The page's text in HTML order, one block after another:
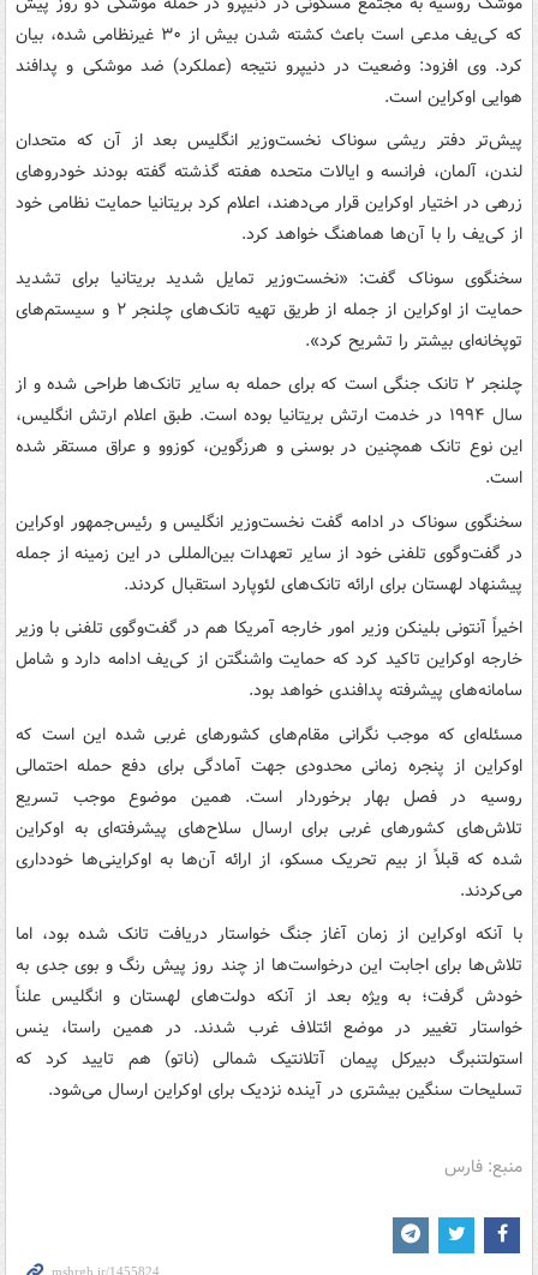
که کی‌یف مدعی است باعث کشته شدن بیش از ۳۰ غیرنظامی شده، بیان
کرد. وی افزود: وضعیت در دنیپرو نتیجه (عملکرد) ضد موشکی و پدافند
هوایی اوکراین است.
پیش‌تر دفتر ریشی سوناک نخست‌وزیر انگلیس بعد از آن که متحدان
لندن، آلمان، فرانسه و ایالات متحده هفته گذشته گفته بودند خودروهای
زرهی در اختیار اوکراین قرار می‌دهند، اعلام کرد بریتانیا حمایت نظامی خود
از کی‌یف را با آن‌ها هماهنگ خواهد کرد.
سخنگوی سوناک گفت: «نخست‌وزیر تمایل شدید بریتانیا برای تشدید
حمایت از اوکراین از جمله از طریق تهیه تانک‌های چلنجر ۲ و سیستم‌های
توپخانه‌ای بیشتر را تشریح کرد».
چلنجر ۲ تانک جنگی است که برای حمله به سایر تانک‌ها طراحی شده و از
سال ۱۹۹۴ در خدمت ارتش بریتانیا بوده است. طبق اعلام ارتش انگلیس،
این نوع تانک همچنین در بوسنی و هرزگوین، کوزوو و عراق مستقر شده
است.
سخنگوی سوناک در ادامه گفت نخست‌وزیر انگلیس و رئیس‌جمهور اوکراین
در گفت‌وگوی تلفنی خود از سایر تعهدات بین‌المللی در این زمینه از جمله
پیشنهاد لهستان برای ارائه تانک‌های لئوپارد استقبال کردند.
اخیراً آنتونی بلینکن وزیر امور خارجه آمریکا هم در گفت‌وگوی تلفنی با وزیر
خارجه اوکراین تاکید کرد که حمایت واشنگتن از کی‌یف ادامه دارد و شامل
سامانه‌های پیشرفته پدافندی خواهد بود.
مسئله‌ای که موجب نگرانی مقام‌های کشورهای غربی شده این است که
اوکراین از پنجره زمانی محدودی جهت آمادگی برای دفع حمله احتمالی
روسیه در فصل بهار برخوردار است. همین موضوع موجب تسریع
تلاش‌های کشورهای غربی برای ارسال سلاح‌های پیشرفته‌ای به اوکراین
شده که قبلاً از بیم تحریک مسکو، از ارائه آن‌ها به اوکراینی‌ها خودداری
می‌کردند.
با آنکه اوکراین از زمان آغاز جنگ خواستار دریافت تانک شده بود، اما
تلاش‌ها برای اجابت این درخواست‌ها از چند روز پیش رنگ و بوی جدی به
خودش گرفت؛ به ویژه بعد از آنکه دولت‌های لهستان و انگلیس علناً
خواستار تغییر در موضع ائتلاف غرب شدند. در همین راستا، ینس
استولتنبرگ دبیرکل پیمان آتلانتیک شمالی (ناتو) هم تایید کرد که
تسلیحات سنگین بیشتری در آینده نزدیک برای اوکراین ارسال می‌شود.
منبع: فارس